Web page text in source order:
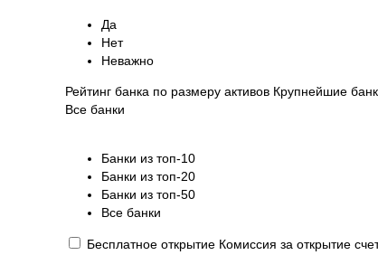
Да
Нет
Неважно
Рейтинг банка по размеру активов Крупнейшие
Все банки
Банки из топ-10
Банки из топ-20
Банки из топ-50
Все банки
Бесплатное открытие Комиссия за открытие